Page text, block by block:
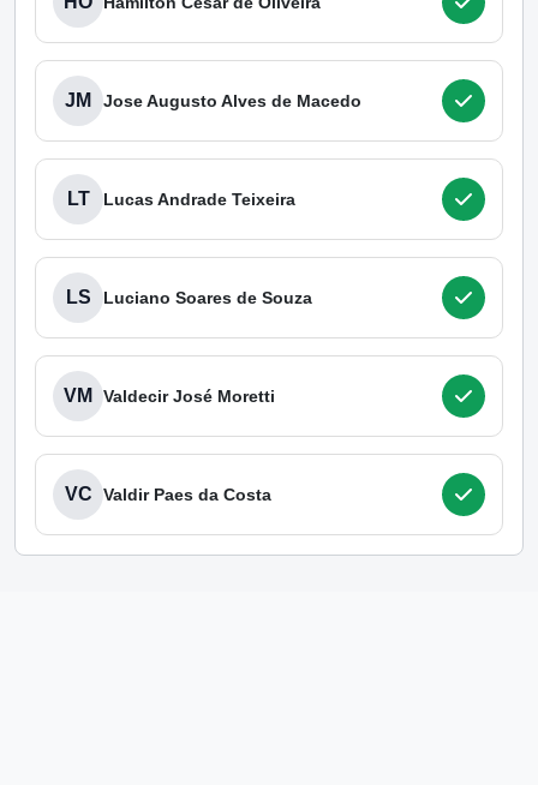
JM Jose Augusto Alves de Macedo
LT Lucas Andrade Teixeira
LS Luciano Soares de Souza
VM Valdecir José Moretti
VC Valdir Paes da Costa